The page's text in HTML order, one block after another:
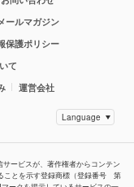
メールマガジン
保護ポリシー
て
運営会社
ービスが、著作権者からコンテン
ことを示す登録商標（登録番号 第